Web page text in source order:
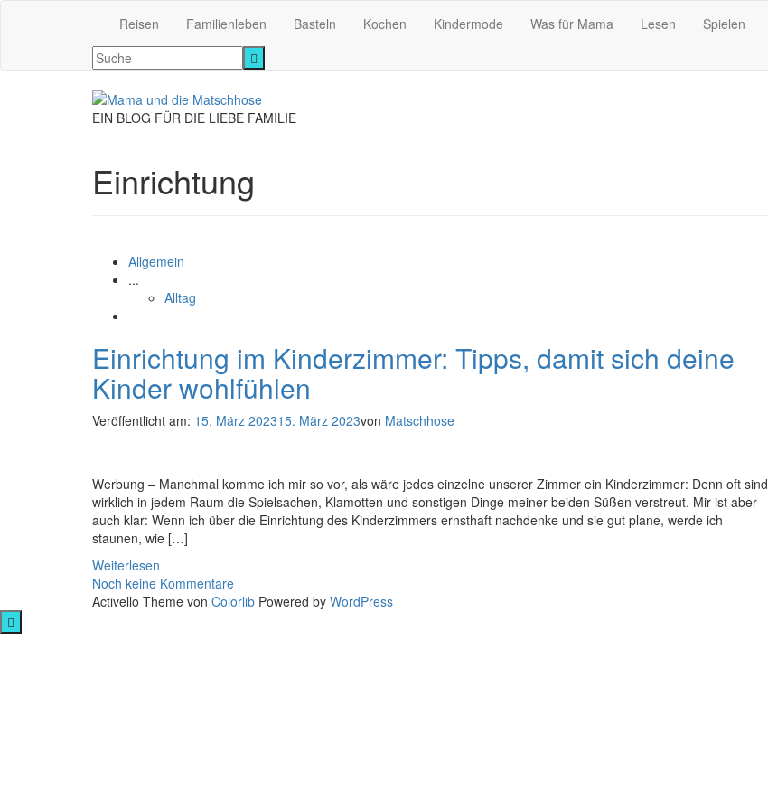
Reisen Familienleben Basteln Kochen Kindermode Was für Mama Lesen Spielen
EIN BLOG FÜR DIE LIEBE FAMILIE
Einrichtung
Allgemein
...
Alltag
Einrichtung im Kinderzimmer: Tipps, damit sich deine
Kinder wohlfühlen
Veröffentlicht am: 15. März 202315. März 2023von Matschhose
Werbung – Manchmal komme ich mir so vor, als wäre jedes einzelne unserer Zimmer ein Kinderzimmer: Denn oft sind
wirklich in jedem Raum die Spielsachen, Klamotten und sonstigen Dinge meiner beiden Süßen verstreut. Mir ist aber
auch klar: Wenn ich über die Einrichtung des Kinderzimmers ernsthaft nachdenke und sie gut plane, werde ich
staunen, wie […]
Weiterlesen
Noch keine Kommentare
Activello Theme von Colorlib Powered by WordPress